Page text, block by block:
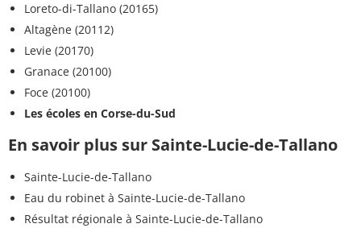
Loreto-di-Tallano (20165)
Altagène (20112)
Levie (20170)
Granace (20100)
Foce (20100)
Les écoles en Corse-du-Sud
En savoir plus sur Sainte-Lucie-de-Tallano
Sainte-Lucie-de-Tallano
Eau du robinet à Sainte-Lucie-de-Tallano
Résultat régionale à Sainte-Lucie-de-Tallano